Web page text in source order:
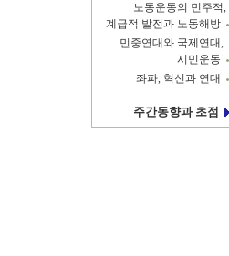
노동운동의 민주적,
계급적 발전과 노동해방
민중연대와 국제연대,
시민운동
좌파, 혁신과 연대
주간동향과 초점